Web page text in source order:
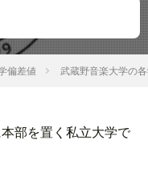
偏差値 武蔵野音楽大学の
部を置く私立大学で